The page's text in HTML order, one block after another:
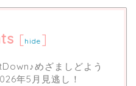
[hide ]
めざましどよう
年5月見逃し！